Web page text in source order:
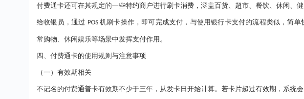
付费通卡还可在其规定的一些特约商户进行刷卡消费，涵盖百货、超市、餐饮、休闲、
给收银员，通过 POS 机刷卡操作，即可完成支付，与使用银行卡支付的流程类似，简
常购物、休闲娱乐等场景中发挥支付作用。
四、付费通卡的使用规则与注意事项
（一）有效期相关
不记名的付费通普卡有效期不少于三年，从发卡日开始计算。若卡片超过有效期，系统